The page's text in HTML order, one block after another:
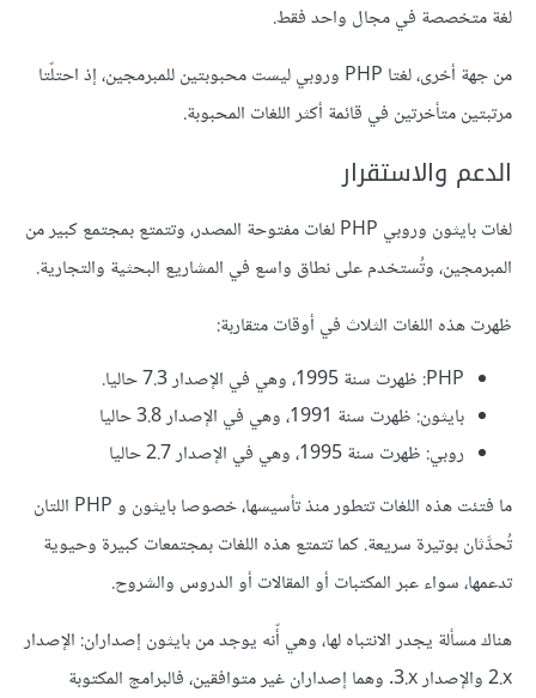
لغة متخصصة في مجال واحد فقط.
من جهة أخرى، لغتا PHP وروبي ليست محبوبتين للمبرمجين، إذ احتلّتا
مرتبتين متأخرتين في قائمة أكثر اللغات المحبوبة.
الدعم والاستقرار
لغات بايثون وروبي PHP لغات مفتوحة المصدر، وتتمتع بمجتمع كبير من
المبرمجين، وتُستخدم على نطاق واسع في المشاريع البحثية والتجارية.
ظهرت هذه اللغات الثلاث في أوقات متقاربة:
PHP: ظهرت سنة 1995، وهي في الإصدار 7.3 حاليا.
بايثون: ظهرت سنة 1991، وهي في الإصدار 3.8 حاليا
روبي: ظهرت سنة 1995، وهي في الإصدار 2.7 حاليا
ما فتئت هذه اللغات تتطور منذ تأسيسها، خصوصا بايثون و PHP اللتان
تُحدَّثان بوتيرة سريعة. كما تتمتع هذه اللغات بمجتمعات كبيرة وحيوية
تدعمها، سواء عبر المكتبات أو المقالات أو الدروس والشروح.
هناك مسألة يجدر الانتباه لها، وهي أّنه يوجد من بايثون إصداران: الإصدار
‎2.x‎ والإصدار ‎3.x‎. وهما إصداران غير متوافقين، فالبرامج المكتوبة